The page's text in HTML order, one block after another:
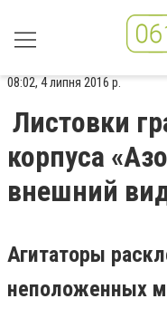
08:02, 4 липня 2016 р.
Листовки
корпуса
внешний
Агитаторы
неположенных